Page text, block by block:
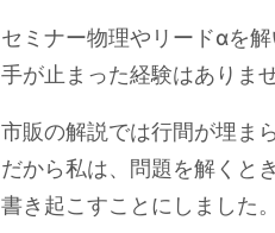
セミナー物理やリードαを
手が止まった経験はありませ
市販の解説では行間が埋ま
だから私は、問題を解くと
書き起こすことにしました。